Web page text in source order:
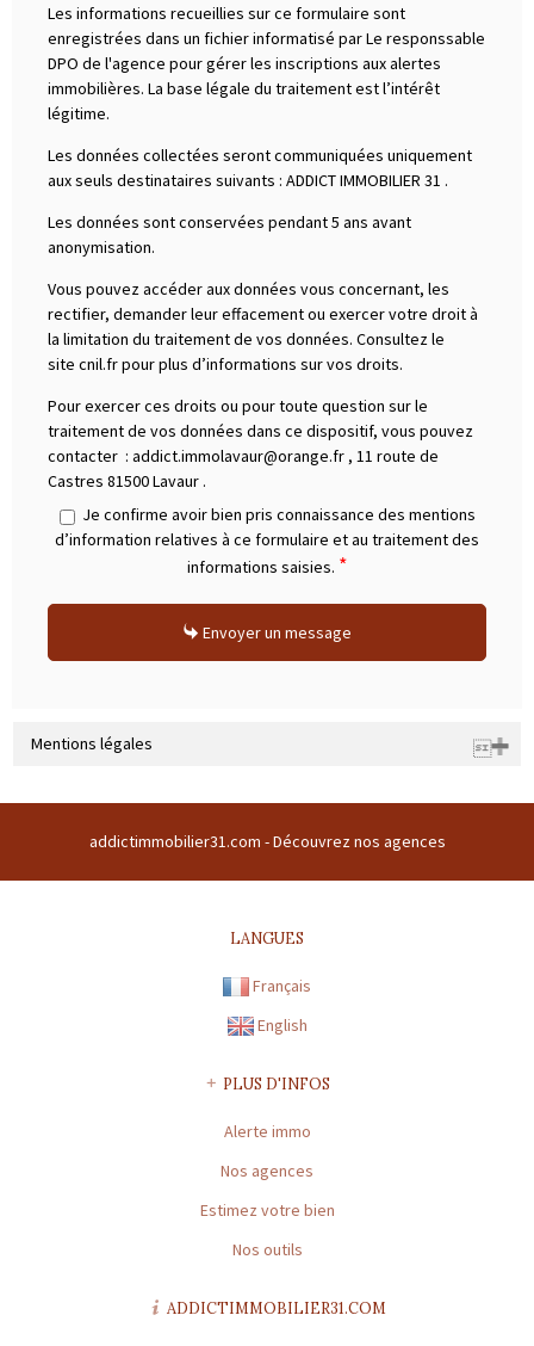
Les informations recueillies sur ce formulaire sont
enregistrées dans un fichier informatisé par Le responssable
DPO de l'agence pour gérer les inscriptions aux alertes
immobilières. La base légale du traitement est l’intérêt
légitime.
Les données collectées seront communiquées uniquement
aux seuls destinataires suivants : ADDICT IMMOBILIER 31 .
Les données sont conservées pendant 5 ans avant
anonymisation.
Vous pouvez accéder aux données vous concernant, les
rectifier, demander leur effacement ou exercer votre droit à
la limitation du traitement de vos données. Consultez le
site cnil.fr pour plus d’informations sur vos droits.
Pour exercer ces droits ou pour toute question sur le
traitement de vos données dans ce dispositif, vous pouvez
contacter : addict.immolavaur@orange.fr , 11 route de
Castres 81500 Lavaur .
Je confirme avoir bien pris connaissance des mentions
d’information relatives à ce formulaire et au traitement des
informations saisies. *
Envoyer un message
Mentions légales
Forme sociale : SARL | Numero TVA Intracommunautaire :
Capital : * | Caisse garantie financière : GALIAN | Montant garantie
Préfecture de délivrance de la carte professionnelle : TOULOUSE |
* : information non renseignée
addictimmobilier31.com -Découvrez nos agences
LANGUES
Français
English
PLUS D'INFOS
Alerte immo
Nos agences
Estimez votre bien
Nos outils
ADDICTIMMOBILIER31.COM